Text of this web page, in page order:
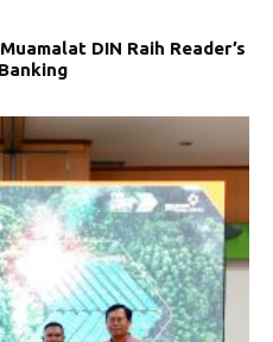
DIN Raih Reader’s